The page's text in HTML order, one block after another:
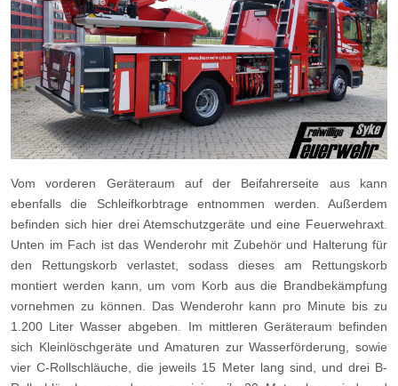
Vom vorderen Geräteraum auf der Beifahrerseite aus kann
ebenfalls die Schleifkorbtrage entnommen werden. Außerdem
befinden sich hier drei Atemschutzgeräte und eine Feuerwehraxt.
Unten im Fach ist das Wenderohr mit Zubehör und Halterung für
den Rettungskorb verlastet, sodass dieses am Rettungskorb
montiert werden kann, um vom Korb aus die Brandbekämpfung
vornehmen zu können. Das Wenderohr kann pro Minute bis zu
1.200 Liter Wasser abgeben. Im mittleren Geräteraum befinden
sich Kleinlöschgeräte und Amaturen zur Wasserförderung, sowie
vier C-Rollschläuche, die jeweils 15 Meter lang sind, und drei B-